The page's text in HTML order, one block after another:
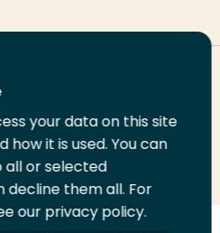
Print
deze
pagina
your data on this site
it is used. You can
all or selected
decline them all. For
our privacy policy.